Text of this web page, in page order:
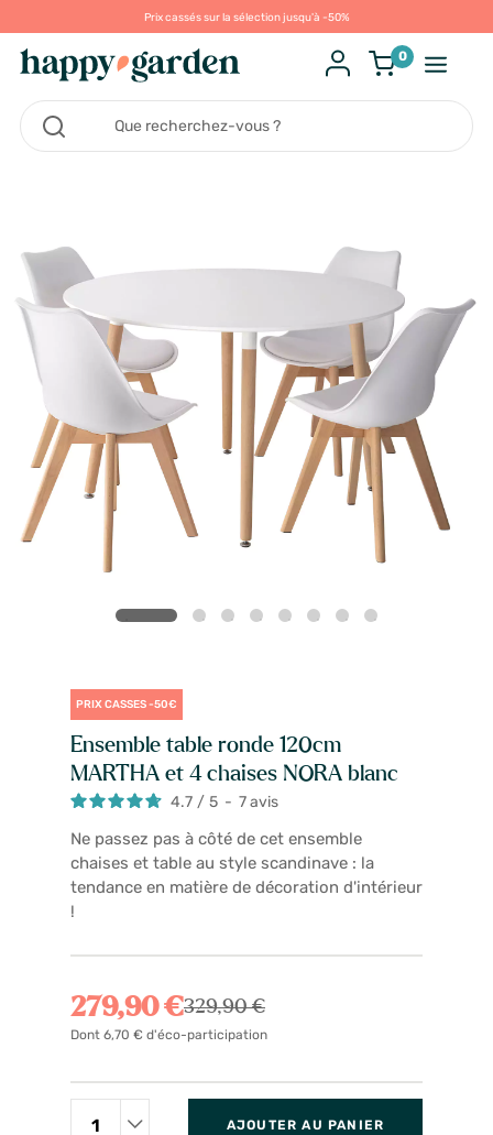
Prix cassés sur la sélection jusqu'à -50%
0
PRIX CASSES -50€
Ensemble table ronde 120cm
MARTHA et 4 chaises NORA blanc
4.7 / 5 - 7avis
Ne passez pas à côté de cet ensemble
chaises et table au style scandinave : la
tendance en matière de décoration d'intérieur
!
279,90 €329,90 €
Dont 6,70 € d'éco-participation
AJOUTER AU PANIER